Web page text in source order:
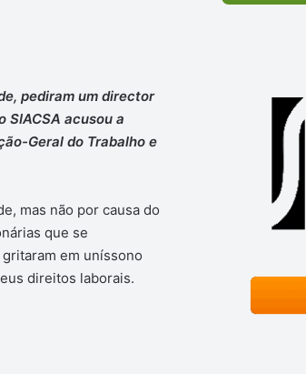
pediram um director
SIACSA acusou a
Geral do Trabalho e
mas não por causa do
que se
em uníssono
direitos laborais.